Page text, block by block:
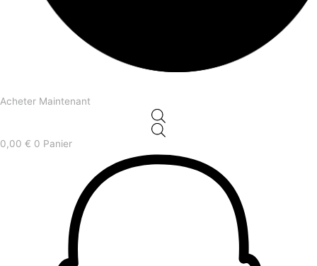
Acheter Maintenant
0,00 € 0 Panier